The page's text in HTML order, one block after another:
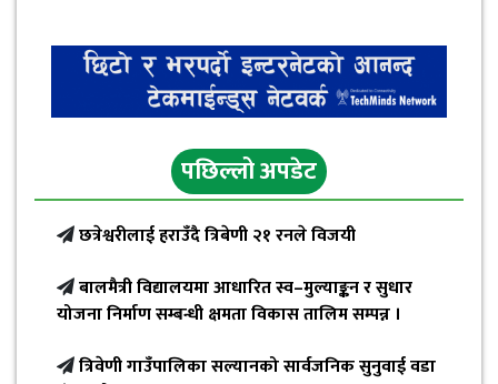
पछिल्लो अपडेट
छत्रेश्वरीलाई हराउँदै त्रिबेणी २१ रनले विजयी
बालमैत्री विद्यालयमा आधारित स्व–मुल्याङ्कन र सुधार
योजना निर्माण सम्बन्धी क्षमता विकास तालिम सम्पन्न ।
त्रिवेणी गाउँपालिका सल्यानको सार्वजनिक सुनुवाई वडा